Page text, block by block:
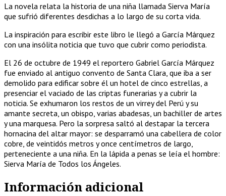
La novela relata la historia de una niña llamada Sierva María
que sufrió diferentes desdichas a lo largo de su corta vida.
La inspiración para escribir este libro le llegó a García Márquez
con una insólita noticia que tuvo que cubrir como periodista.
El 26 de octubre de 1949 el reportero Gabriel García Márquez
fue enviado al antiguo convento de Santa Clara, que iba a ser
demolido para edificar sobre él un hotel de cinco estrellas, a
presenciar el vaciado de las criptas funerarias y a cubrir la
noticia. Se exhumaron los restos de un virrey del Perú y su
amante secreta, un obispo, varias abadesas, un bachiller de artes
y una marquesa. Pero la sorpresa saltó al destapar la tercera
hornacina del altar mayor: se desparramó una cabellera de color
cobre, de veintidós metros y once centímetros de largo,
perteneciente a una niña. En la lápida a penas se leía el hombre:
Sierva María de Todos los Ángeles.
Información adicional